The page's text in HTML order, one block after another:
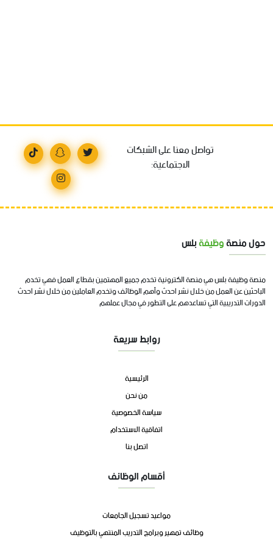
تواصل معنا على الشبكات
الاجتماعية:
حول منصةوظيفةبلس
منصة وظيفة بلس هي منصة الكترونية تخدم جميع المهتمين بقطاع العمل فهي تخدم
الباحثين عن العمل من خلال نشر احدث وأهم الوظائف وتخدم العاملين من خلال نشر احدث
الدورات التدريبية التي تساعدهم على التطور في مجال عملهم
روابط سريعة
الرئيسية
من نحن
سياسة الخصوصية
اتفاقية الاستخدام
اتصل بنا
أقسام الوظائف
مواعيد تسجيل الجامعات
وظائف تمهير وبرامج التدريب المنتهي بالتوظيف